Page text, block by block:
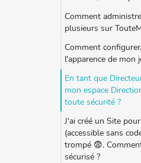
Comment
plusieurs sur
Comment
l'apparence de mon
En tant que
mon espace
toute sécurité ?
J'ai créé un Site
(accessible sans
trompé 😨.
sécurisé ?